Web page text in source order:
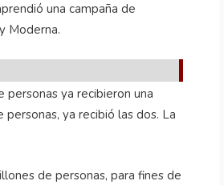
una campaña de
Moderna.
ya recibieron una
ya recibió las dos. La
de personas, para fines de